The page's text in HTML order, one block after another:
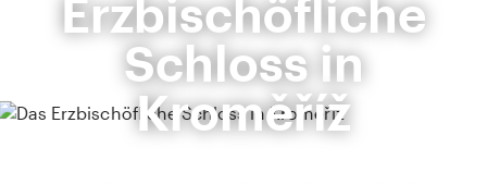
Erzbischöfliche
Schloss in
Kroměříž